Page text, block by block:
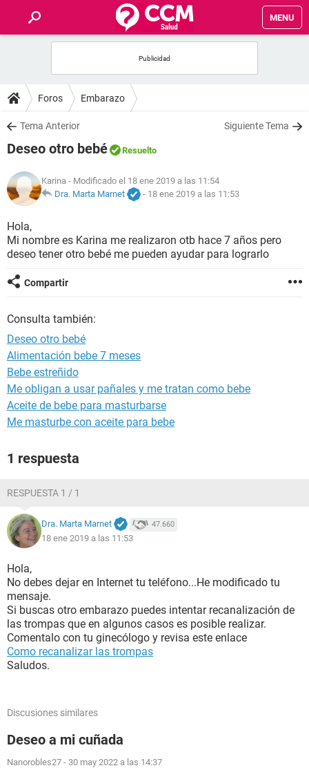
MENU
FOROS
SALUD
NUTRICIÓN
BIENESTAR
Foros Embarazo
Tema Anterior Siguiente Tema
Deseo otro bebé Resuelto
Karina - Modificado el 18 ene 2019 a las 11:54
Dra. Marta Marnet
- 18 ene 2019 a las 11:53
Hola,
Mi nombre es Karina me realizaron otb hace 7 años pero
deseo tener otro bebé me pueden ayudar para lograrlo
Compartir
Consulta también:
Deseo otro bebé
Alimentación bebe 7 meses
Bebe estreñido
Me obligan a usar pañales y me tratan como bebe
Aceite de bebe para masturbarse
Me masturbe con aceite para bebe
1 respuesta
RESPUESTA 1 / 1
Dra. Marta Marnet 47.660
18 ene 2019 a las 11:53
Hola,
No debes dejar en Internet tu teléfono...He modificado tu
mensaje.
Si buscas otro embarazo puedes intentar recanalización de
las trompas que en algunos casos es posible realizar.
Comentalo con tu ginecólogo y revisa este enlace
Como recanalizar las trompas
Saludos.
Discusiones similares
Deseo a mi cuñada
Nanorobles27 - 30 may 2022 a las 14:37